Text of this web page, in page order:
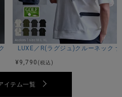
袖丈30
袖丈30
袖丈31
半袖ニット/3色
LUXE／R(ラグジュ)クルーネック
¥ 9,790 (税込)
イテム一覧